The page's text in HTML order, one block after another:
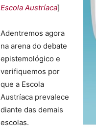
Escola Austríaca]
Adentremos agora
na arena do debate
epistemológico e
verifiquemos por
que a Escola
Austríaca prevalece
diante das demais
escolas.